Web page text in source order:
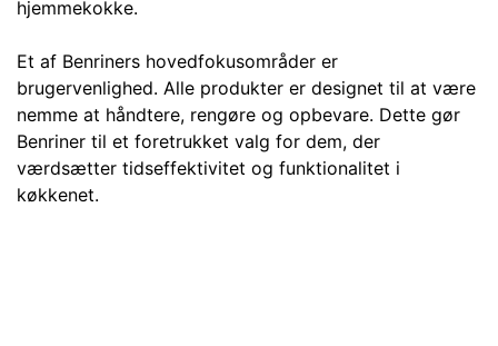
hjemmekokke.
Et af Benriners hovedfokusområder er
brugervenlighed. Alle produkter er designet til at være
nemme at håndtere, rengøre og opbevare. Dette gør
Benriner til et foretrukket valg for dem, der
værdsætter tidseffektivitet og funktionalitet i
køkkenet.
Confirm your age